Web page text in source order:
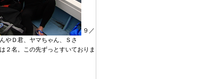
９／
やＤ君、ヤマちゃん、Ｓさ
２名。この先ずっとすいておりま